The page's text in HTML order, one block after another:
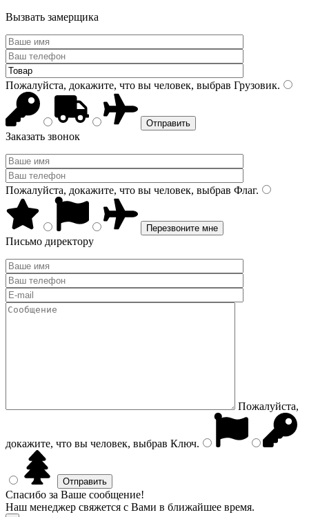
Вызвать замерщика
Пожалуйста, докажите, что вы человек, выбрав Грузовик.
Заказать звонок
Пожалуйста, докажите, что вы человек, выбрав Флаг.
Письмо директору
Пожалуйста,
докажите, что вы человек, выбрав Ключ.
Спасибо за Ваше сообщение!
Наш менеджер свяжется с Вами в ближайшее время.